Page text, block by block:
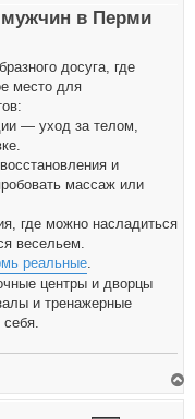
в Перми
досуга, где
место для
— уход за телом,
и
массаж или
где можно насладиться
весельем.
реальные.
центры и дворцы
и тренажерные